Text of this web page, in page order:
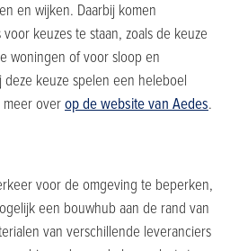
en wijken. Daarbij komen
keuzes te staan, zoals de keuze
woningen of voor sloop en
keuze spelen een heleboel
overop de website van Aedes.
voor de omgeving te beperken,
een bouwhub aan de rand van
van verschillende leveranciers